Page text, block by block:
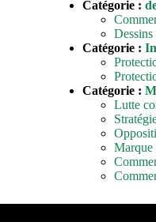
Catégorie :
Catégorie :
Catégorie :
Lutte
Marque